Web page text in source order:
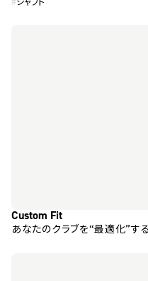
Custom Fit
あなたのクラブを“最適化”す